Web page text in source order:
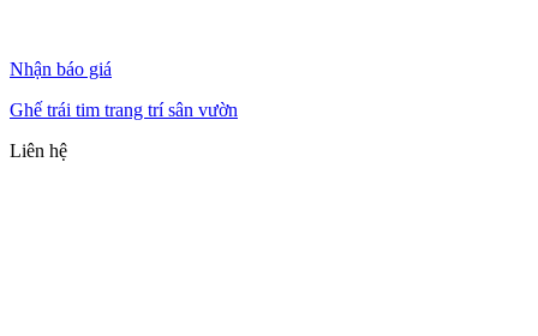
Nhận báo giá
Ghế trái tim trang trí sân vườn
Liên hệ